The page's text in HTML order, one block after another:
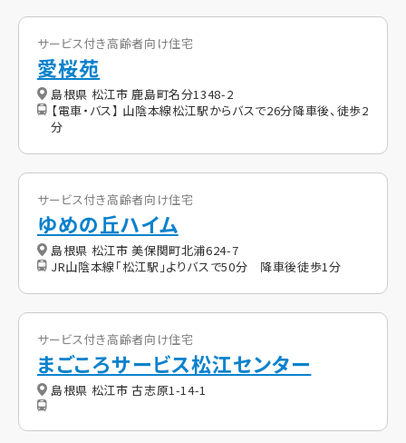
サービス付き高齢者向け住宅
愛桜苑
島根県 松江市 鹿島町名分1348-2
【電車・バス】 山陰本線松江駅からバスで26分降車後、徒歩2
分
サービス付き高齢者向け住宅
ゆめの丘ハイム
島根県 松江市 美保関町北浦624-7
JR山陰本線「松江駅」よりバスで50分 降車後徒歩1分
サービス付き高齢者向け住宅
まごころサービス松江センター
島根県 松江市 古志原1-14-1